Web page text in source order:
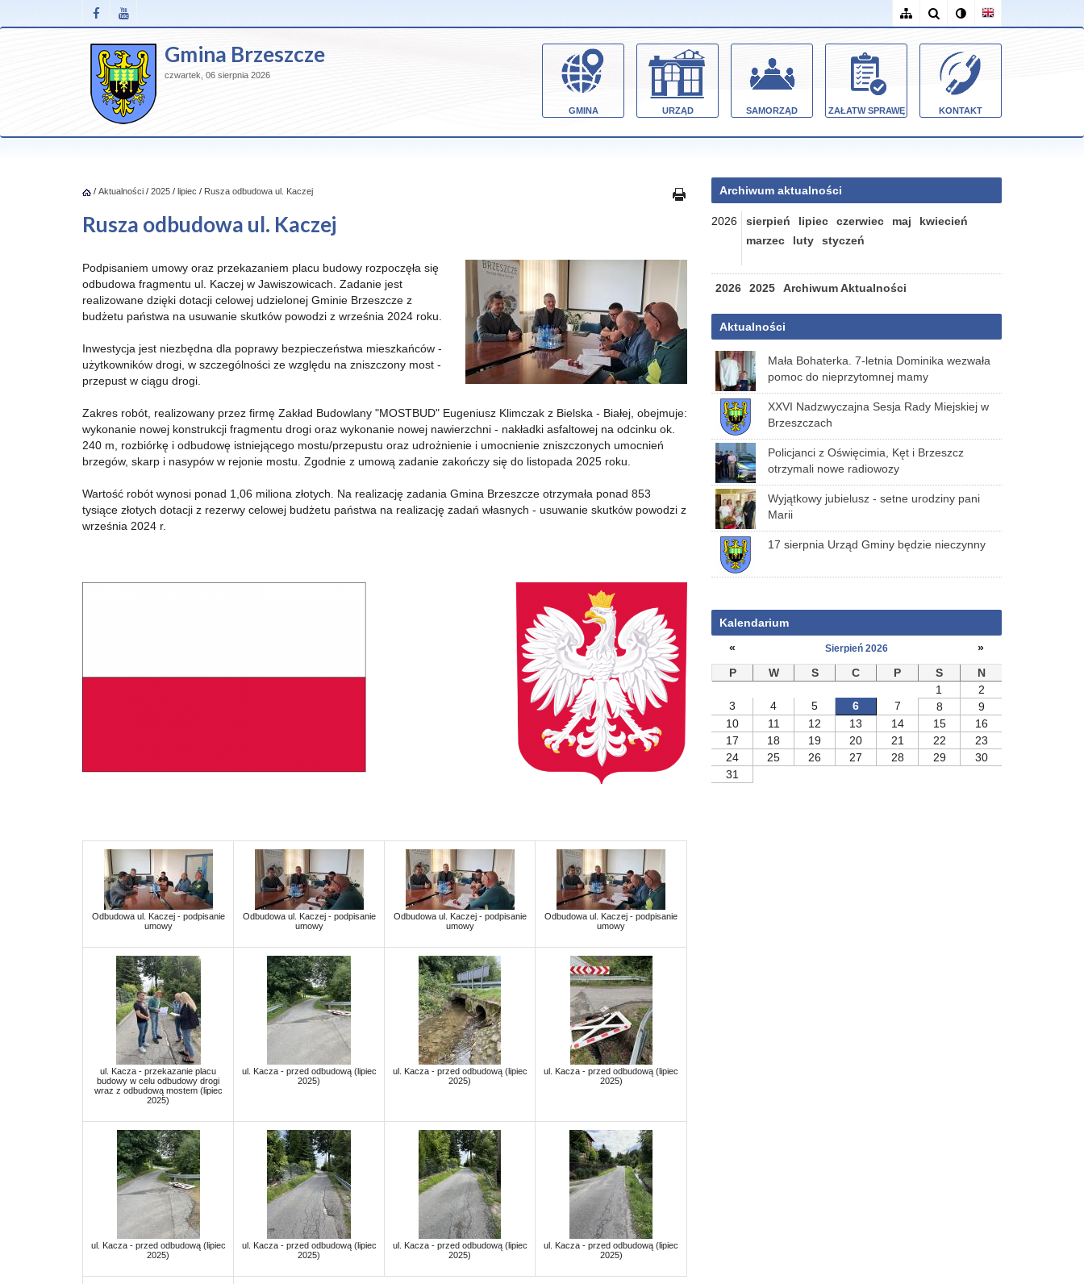
Gmina Brzeszcze
czwartek, 06 sierpnia 2026
GMINA URZĄD SAMORZĄD ZAŁATW SPRAWĘ KONTAKT
/ Aktualności / 2025 / lipiec / Rusza odbudowa ul. Kaczej
Rusza odbudowa ul. Kaczej
Podpisaniem umowy oraz przekazaniem placu budowy rozpoczęła się
odbudowa fragmentu ul. Kaczej w Jawiszowicach. Zadanie jest
realizowane dzięki dotacji celowej udzielonej Gminie Brzeszcze z
budżetu państwa na usuwanie skutków powodzi z września 2024 roku.
Inwestycja jest niezbędna dla poprawy bezpieczeństwa mieszkańców -
użytkowników drogi, w szczególności ze względu na zniszczony most -
przepust w ciągu drogi.
Zakres robót, realizowany przez firmę Zakład Budowlany "MOST­BUD" Eugeniusz Klimczak z Bielska - Białej, obejmuje:
wykonanie nowej konstrukcji fragmentu drogi oraz wykonanie nowej nawierzchni - nakładki asfaltowej na odcinku ok.
240 m, rozbiórkę i odbudowę istniejącego mostu/przepustu oraz udrożnienie i umocnienie zniszczonych umocnień
brzegów, skarp i nasypów w rejonie mostu. Zgodnie z umową zadanie zakończy się do listopada 2025 roku.
Wartość robót wynosi ponad 1,06 miliona złotych. Na realizację zadania Gmina Brzeszcze otrzymała ponad 853
tysiące złotych dotacji z rezerwy celowej budżetu państwa na realizację zadań własnych - usuwanie skutków powodzi z
września 2024 r.
Odbudowa ul. Kaczej - podpisanie
umowy
Odbudowa ul. Kaczej - podpisanie
umowy
Odbudowa ul. Kaczej - podpisanie
umowy
Odbudowa ul. Kaczej - podpisanie
umowy
ul. Kacza - przekazanie placu
budowy w celu odbudowy drogi
wraz z odbudową mostem (lipiec
2025)
ul. Kacza - przed odbudową (lipiec
2025)
ul. Kacza - przed odbudową (lipiec
2025)
ul. Kacza - przed odbudową (lipiec
2025)
ul. Kacza - przed odbudową (lipiec
2025)
ul. Kacza - przed odbudową (lipiec
2025)
ul. Kacza - przed odbudową (lipiec
2025)
ul. Kacza - przed odbudową (lipiec
2025)
Archiwum aktualności
2026 sierpień lipiec czerwiec maj
kwiecień
marzec
luty styczeń
2026 2025 Archiwum Aktualności
Aktualności
Mała Bohaterka. 7-letnia Dominika wezwała
pomoc do nieprzytomnej mamy
XXVI Nadzwyczajna Sesja Rady Miejskiej w
Brzeszczach
Policjanci z Oświęcimia, Kęt i Brzeszcz
otrzymali nowe radiowozy
Wyjątkowy jubielusz - setne urodziny pani
Marii
17 sierpnia Urząd Gminy będzie nieczynny
Kalendarium
«
Sierpień 2026
»
P
W S C P S
N
1
2
3
4 5 6 7 8
9
10
11 12 13 14 15
16
17
18 19 20 21 22
23
24
25 26 27 28 29
30
31